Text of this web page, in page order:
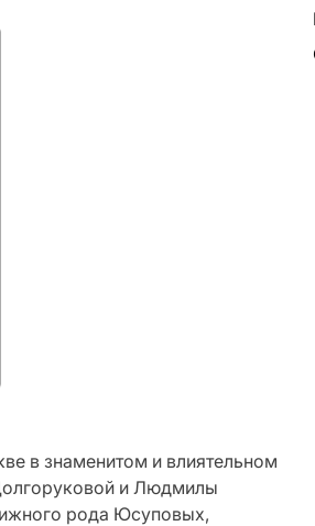
в знаменитом и влиятельном
и Людмилы
рода Юсуповых,